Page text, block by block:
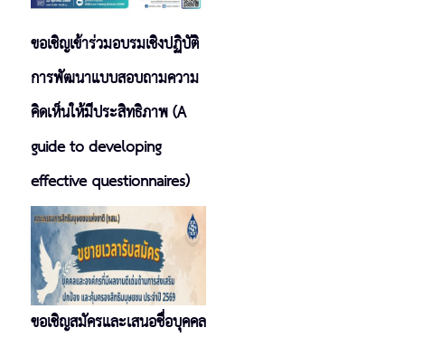
ขอเชิญเข้าร่วมอบรมเชิงปฏิบัติ
การพัฒนาแบบสอบถามความ
คิดเห็นให้มีประสิทธิภาพ (A
guide to developing
effective questionnaires)
ขอเชิญสมัครและเสนอชื่อบุคคล